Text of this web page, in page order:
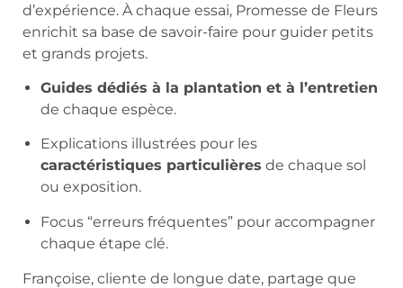
d’expérience. À chaque essai, Promesse de Fleurs
enrichit sa base de savoir-faire pour guider petits
et grands projets.
Guides dédiés à la plantation et à l’entretien
de chaque espèce.
Explications illustrées pour les
caractéristiques particulières de chaque sol
ou exposition.
Focus “erreurs fréquentes” pour accompagner
chaque étape clé.
Françoise, cliente de longue date, partage que